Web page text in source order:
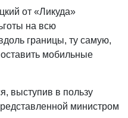
от «Ликуда»
на всю
границы, ту самую,
мобильные
выступив в пользу
министром